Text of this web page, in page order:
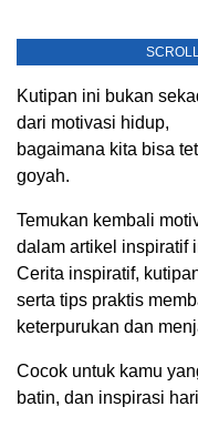
Kutipan ini bukan
dari motivasi hidup,
bagaimana kita bisa
goyah.
Temukan kembali
dalam artikel inspiratif
Cerita inspiratif,
serta tips praktis
keterpurukan dan
Cocok untuk kamu
batin, dan inspirasi